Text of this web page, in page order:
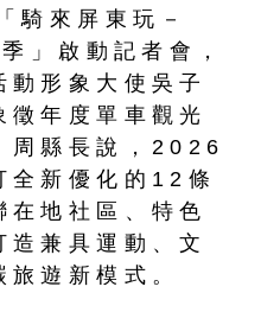
騎來屏東玩－
」啟動記者會，
動形象大使吳子
徵年度單車觀光
周縣長說，2026
全新優化的12條
在地社區、特色
造兼具運動、文
遊新模式。